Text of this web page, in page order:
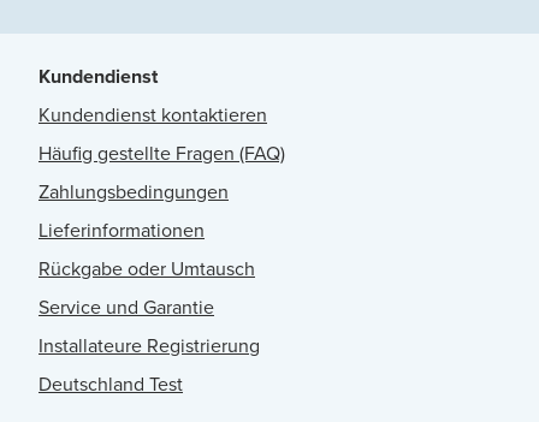
Kundendienst
Kundendienst kontaktieren
Häufig gestellte Fragen (FAQ)
Zahlungsbedingungen
Lieferinformationen
Rückgabe oder Umtausch
Service und Garantie
Installateure Registrierung
Deutschland Test